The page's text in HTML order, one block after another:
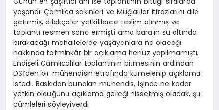
yaşandı. Çamlıca sakinleri ve Muğlalılar itirazlarını dile
getirmiş, dilekçeler yetkililerce teslim alınmış ve
toplantı resmen sona ermişti ama barajın su altında
bırakacağı mahallelerde yaşayanlara ne olacağı
hakkında tatminkâr bir açıklama henüz yapılmamıştı.
Endişeli Çamlıcalılar toplantının bitmesinin ardından
DSİ’den bir mühendisin etrafında kümelenip açıklama
istedi. Baskıdan bunalan mühendis, işinde ne kadar
yetkin olduğunu açıklama gereği hissetmiş olacak, şu
cümleleri söyleyiverdi: